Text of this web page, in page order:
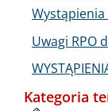
Wystąpienia
Uwagi RPO
Kategoria